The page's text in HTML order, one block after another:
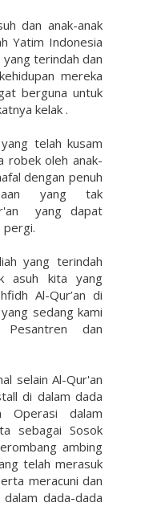
dan anak-anak
Yatim Indonesia
terindah dan
mereka
berguna untuk
kelak .
telah kusam
robek oleh anak-
dengan penuh
yang tak
yang dapat
pergi.
yang terindah
asuh kita yang
Al-Qur’an di
sedang kami
Pesantren dan
selain Al-Qur'an
di dalam dada
Operasi dalam
sebagai Sosok
ambing
telah merasuk
meracuni dan
dada-dada